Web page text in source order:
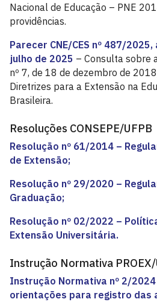
Nacional de Educação – PNE
providências.
Parecer CNE/CES nº 487/
julho de 2025 – Consulta sobre
nº 7, de 18 de dezembro de
Diretrizes para a Extensão na
Brasileira.
Resoluções CONSEPE/UFPB
Resolução nº 61/2014 –
de Extensão;
Resolução nº 29/2020 –
Graduação;
Resolução nº 02/2022 –
Extensão Universitária.
Instrução Normativa PROEX/
Instrução Normativa nº 2/2024
orientações para registro das